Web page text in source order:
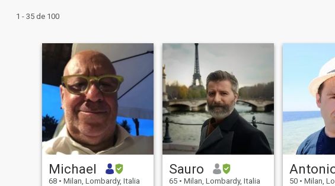
1 - 35 de 100
Michael
68 • Milan, Lombardy, Italia
Sauro
65 • Milan, Lombardy, Italia
50 • Milan,